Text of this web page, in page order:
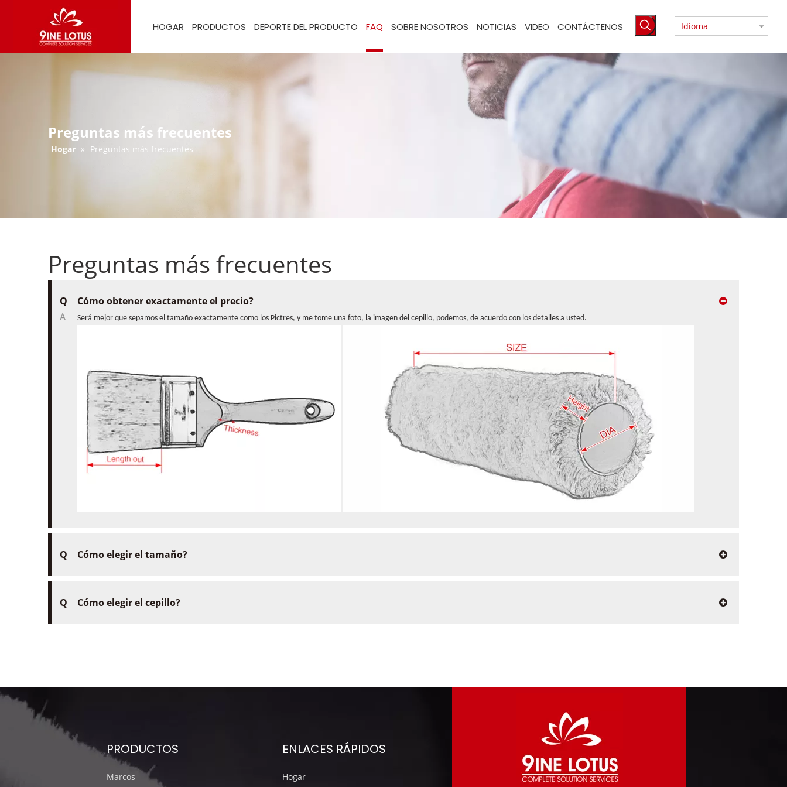
HOGAR PRODUCTOS DEPORTE DEL PRODUCTO FAQ SOBRE NOSOTROS NOTICIAS VIDEO CONTÁCTENOS Idioma
Preguntas más frecuentes
Hogar » Preguntas más frecuentes
Preguntas más frecuentes
Q
Cómo obtener exactamente el precio?
A
Será mejor que sepamos el tamaño exactamente como los Pictres, y me tome una foto, la imagen del cepillo, podemos, de acuerdo con los detalles a usted.
Q Cómo elegir el tamaño?
Q Cómo elegir el cepillo?
PRODUCTOS
Marcos
ENLACES RÁPIDOS
Hogar